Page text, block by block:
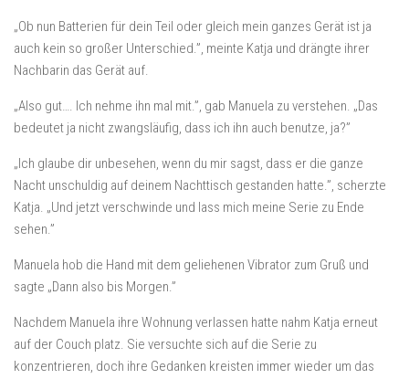
„Ob nun Batterien für dein Teil oder gleich mein ganzes Gerät ist ja
auch kein so großer Unterschied.”, meinte Katja und drängte ihrer
Nachbarin das Gerät auf.
„Also gut…. Ich nehme ihn mal mit.”, gab Manuela zu verstehen. „Das
bedeutet ja nicht zwangsläufig, dass ich ihn auch benutze, ja?”
„Ich glaube dir unbesehen, wenn du mir sagst, dass er die ganze
Nacht unschuldig auf deinem Nachttisch gestanden hatte.”, scherzte
Katja. „Und jetzt verschwinde und lass mich meine Serie zu Ende
sehen.”
Manuela hob die Hand mit dem geliehenen Vibrator zum Gruß und
sagte „Dann also bis Morgen.”
Nachdem Manuela ihre Wohnung verlassen hatte nahm Katja erneut
auf der Couch platz. Sie versuchte sich auf die Serie zu
konzentrieren, doch ihre Gedanken kreisten immer wieder um das